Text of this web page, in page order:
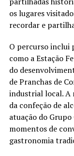
os lugares
recordar e
O percurso inclui
como a Estação
do
de Pranchas de
industrial local. A
da confeção de
atuação do
momentos de
gastronomia